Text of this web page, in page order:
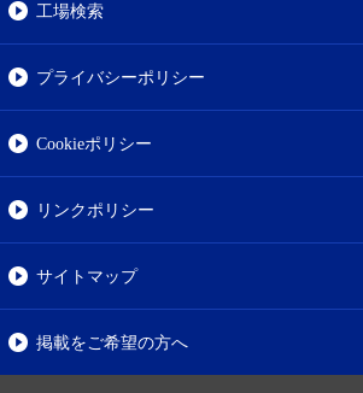
工場検索
プライバシーポリシー
Cookieポリシー
リンクポリシー
サイトマップ
掲載をご希望の方へ